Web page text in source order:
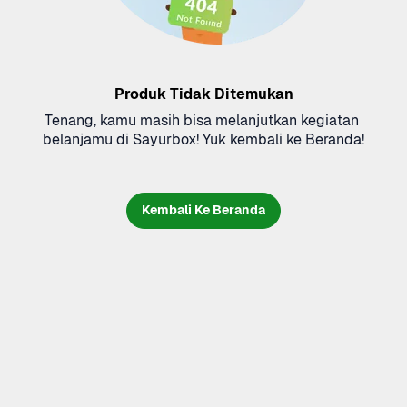
Produk Tidak Ditemukan
Tenang, kamu masih bisa melanjutkan kegiatan
belanjamu di Sayurbox! Yuk kembali ke Beranda!
Kembali Ke Beranda